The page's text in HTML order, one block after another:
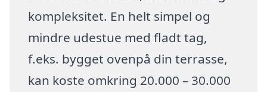
kompleksitet. En helt simpel og
mindre udestue med fladt tag,
f.eks. bygget ovenpå din terrasse,
kan koste omkring 20.000 – 30.000